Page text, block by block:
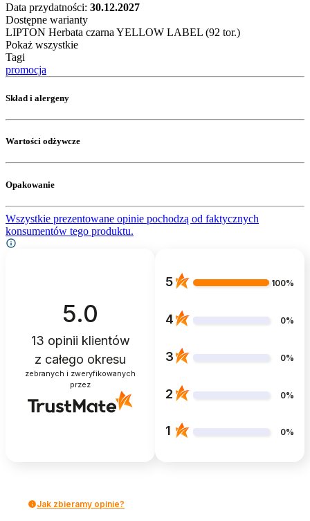
Data przydatności: 30.12.2027
Dostępne warianty
LIPTON Herbata czarna YELLOW LABEL (92 tor.)
Pokaż wszystkie
Tagi
promocja
Skład i alergeny
Wartości odżywcze
Opakowanie
Wszystkie prezentowane opinie pochodzą od faktycznych
konsumentów tego produktu.
5.0
13 opinii klientów
z całego okresu
zebranych i zweryfikowanych
przez
5 100%
4 0%
3 0%
2 0%
1 0%
Jak zbieramy opinie?